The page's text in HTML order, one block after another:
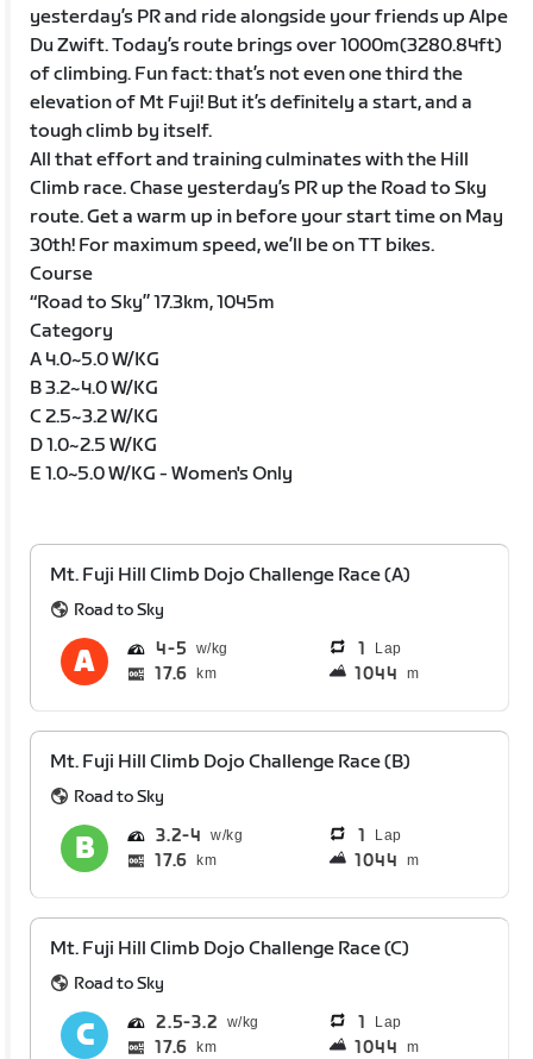
yesterday’s PR and ride alongside your friends up Alpe
Du Zwift. Today’s route brings over 1000m(3280.84ft)
of climbing. Fun fact: that’s not even one third the
elevation of Mt Fuji! But it’s definitely a start, and a
tough climb by itself.
All that effort and training culminates with the Hill
Climb race. Chase yesterday’s PR up the Road to Sky
route. Get a warm up in before your start time on May
30th! For maximum speed, we’ll be on TT bikes.
Course
“Road to Sky” 17.3km, 1045m
Category
A 4.0~5.0 W/KG
B 3.2~4.0 W/KG
C 2.5~3.2 W/KG
D 1.0~2.5 W/KG
E 1.0~5.0 W/KG - Women's Only
Mt. Fuji Hill Climb Dojo Challenge Race (A)
Road to Sky
4 5 1 Lap
17.6 km 1044 m
Mt. Fuji Hill Climb Dojo Challenge Race (B)
Road to Sky
3.2 4 1 Lap
17.6 km 1044 m
Mt. Fuji Hill Climb Dojo Challenge Race (C)
Road to Sky
2.5 3.2 1 Lap
17.6 km 1044 m